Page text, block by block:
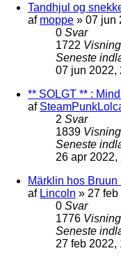
Tandhjul og
af moppe » 07 jun
0 Svar
1722
Seneste
07 jun 2022,
** SOLGT ** :
af
2 Svar
1839
Seneste
26 apr 2022,
Märklin hos Bruun
af Lincoln » 27
0 Svar
1776
Seneste
27 feb 2022,